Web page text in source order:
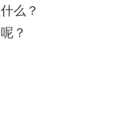
么？
？